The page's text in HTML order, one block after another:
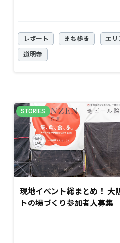
レポート まち歩き エリ
道明寺
現地イベント総まとめ！ 大
トの場づくり参加者大募集